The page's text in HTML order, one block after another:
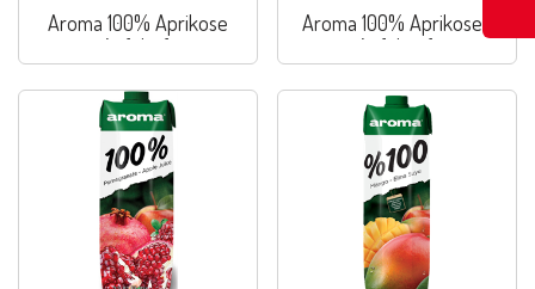
Aroma 100% Aprikose
Apfelsaft
Aroma 100% Aprikosen
Apfelssaft